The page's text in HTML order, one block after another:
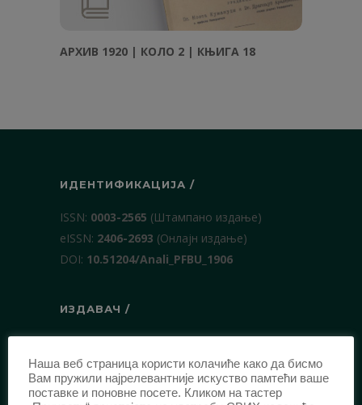
АРХИВ 1920 | КОЛО 2 | КЊИГА 18
ИДЕНТИФИКАЦИЈА /
ISSN: 0003-2565 (Штампано издање)
еISSN: 2406-2693 (Онлајн издање)
DOI: 10.51204/Anali_PFBU_1906
ИЗДАВАЧ /
Правни факултет Универзитета у
Београду
Булевар краља Александра 67
Наша веб страница користи колачиће како да бисмо
Вам пружили најрелевантније искуство памтећи ваше
поставке и поновне посете. Кликом на тастер